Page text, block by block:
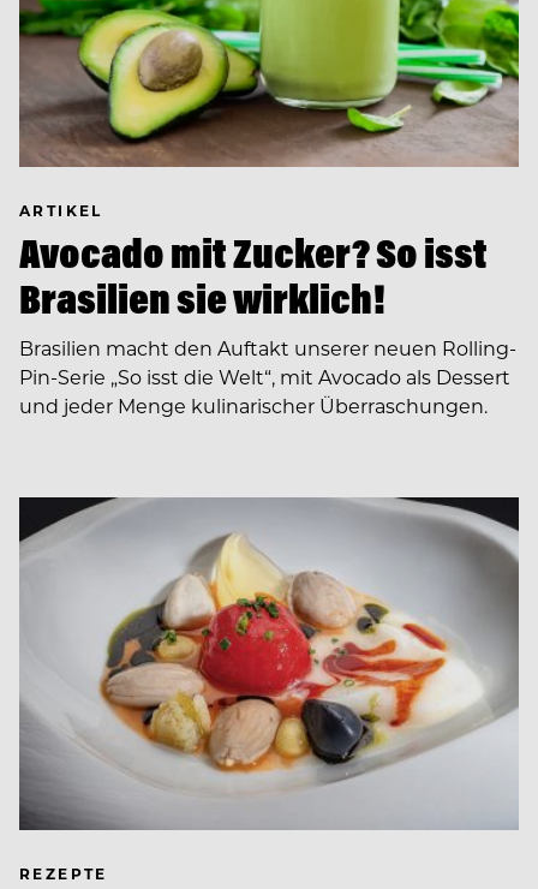
ARTIKEL
Avocado mit Zucker? So isst
Brasilien sie wirklich!
Brasilien macht den Auftakt unserer neuen Rolling-
Pin-Serie „So isst die Welt“, mit Avocado als Dessert
und jeder Menge kulinarischer Überraschungen.
REZEPTE